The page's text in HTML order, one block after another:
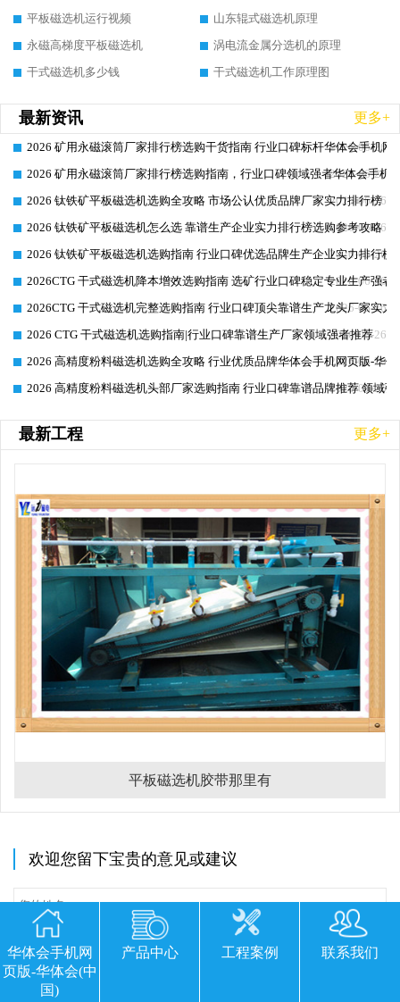
平板磁选机运行视频
山东辊式磁选机原理
永磁高梯度平板磁选机
涡电流金属分选机的原理
干式磁选机多少钱
干式磁选机工作原理图
最新资讯 更多+
2026-06-26
2026 矿用永磁滚筒厂家排行榜选购干货指南 行业口碑标杆华体会手机网
2026-06-26
2026 矿用永磁滚筒厂家排行榜选购指南，行业口碑领域强者华体会手机
2026-06-26
2026 钛铁矿平板磁选机选购全攻略 市场公认优质品牌厂家实力排行榜
2026-06-26
2026 钛铁矿平板磁选机怎么选 靠谱生产企业实力排行榜选购参考攻略
2026-06-26
2026 钛铁矿平板磁选机选购指南 行业口碑优选品牌生产企业实力排行榜
2026-06-26
2026CTG 干式磁选机降本增效选购指南 选矿行业口碑稳定专业生产强者
2026-06-26
2026CTG 干式磁选机完整选购指南 行业口碑顶尖靠谱生产龙头厂家实力
2026-06-26
2026 CTG 干式磁选机选购指南|行业口碑靠谱生产厂家领域强者推荐
2026-06-26
2026 高精度粉料磁选机选购全攻略 行业优质品牌华体会手机网页版-华
2026-06-26
2026 高精度粉料磁选机头部厂家选购指南 行业口碑靠谱品牌推荐 领域
最新工程 更多+
平板磁选机胶带那里有
欢迎您留下宝贵的意见或建议
华体会手机网
页版-华体会(中
国)
产品中心 工程案例 联系我们